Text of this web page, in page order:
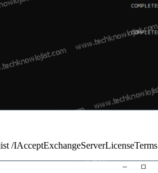
/IAcceptExchangeServerLicenseTerms